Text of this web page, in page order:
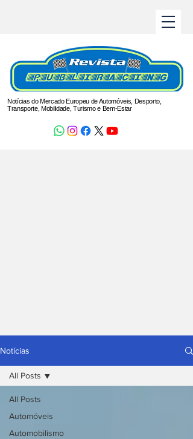
Notícias do Mercado Europeu de Automóveis, Desporto,
Transporte, Mobilidade, Turismo e Bem-Estar
Notícias
All Posts
Automóveis
Automobilismo
All Posts